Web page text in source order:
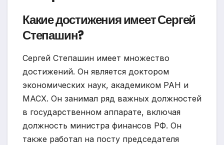
Какие достижения имеет Сергей
Степашин?
Сергей Степашин имеет множество
достижений. Он является доктором
экономических наук, академиком РАН и
МАСХ. Он занимал ряд важных должностей
в государственном аппарате, включая
должность министра финансов РФ. Он
также работал на посту председателя